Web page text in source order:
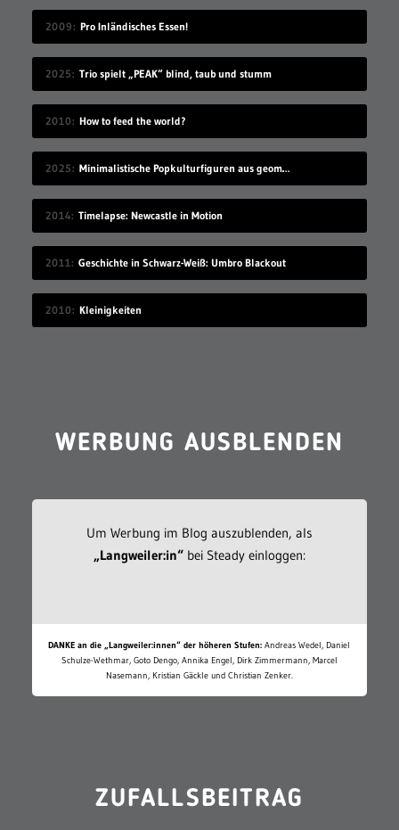
2009 Pro Inländisches Essen!
2025 Trio spielt „PEAK“ blind, taub und stumm
2010 How to feed the world?
2025 Minimalistische Popkulturfiguren aus geometrischen Formen
2014 Timelapse: Newcastle in Motion
2011 Geschichte in Schwarz-Weiß: Umbro Blackout
2010 Kleinigkeiten
WERBUNG AUSBLENDEN
Um Werbung im Blog auszublenden, als
„Langweiler:in“bei Steady einloggen:
DANKE an die „Langweiler:innen“ der höheren Stufen: Andreas Wedel, Daniel
Schulze-Wethmar, Goto Dengo, Annika Engel, Dirk Zimmermann, Marcel
Nasemann, Kristian Gäckle und Christian Zenker.
ZUFALLSBEITRAG